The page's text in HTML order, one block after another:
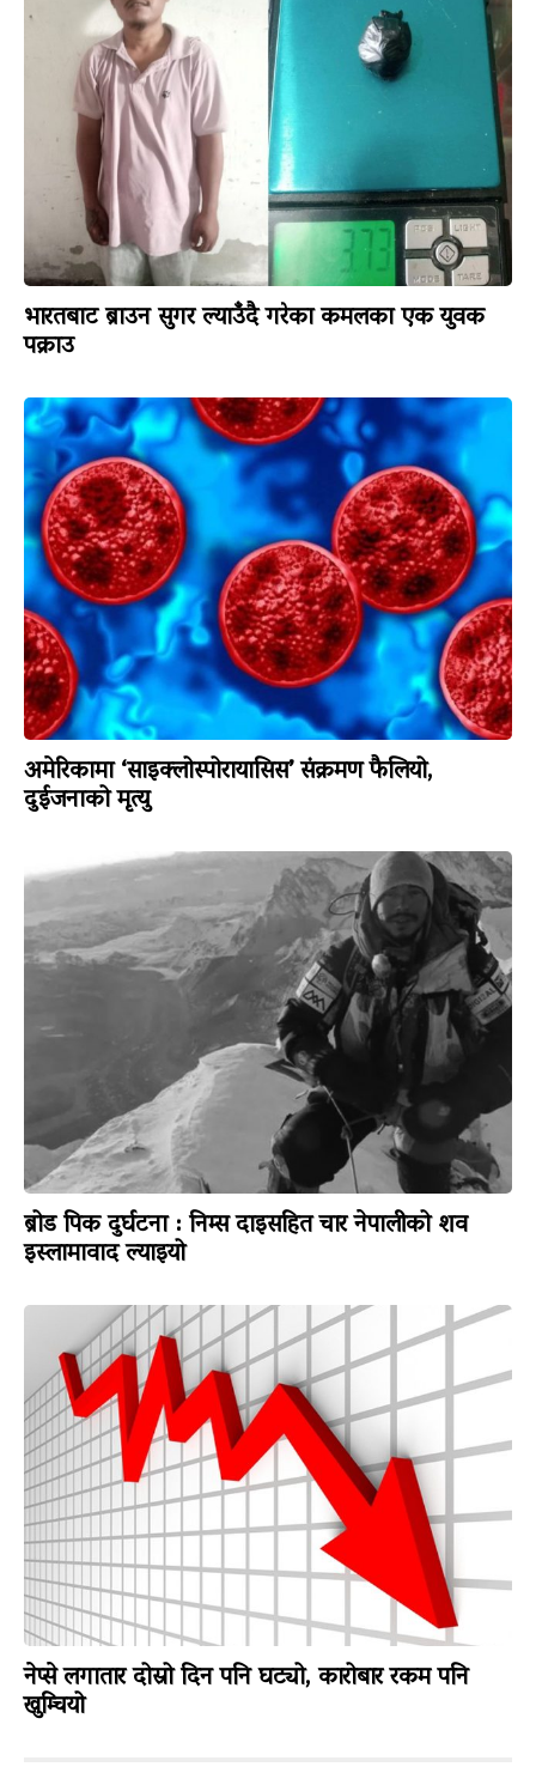
भारतबाट ब्राउन सुगर ल्याउँदै गरेका कमलका एक युवक
पक्राउ
अमेरिकामा ‘साइक्लोस्पोरायासिस’ संक्रमण फैलियो,
दुईजनाको मृत्यु
ब्रोड पिक दुर्घटना : निम्स दाइसहित चार नेपालीको शव
इस्लामावाद ल्याइयो
नेप्से लगातार दोस्रो दिन पनि घट्यो, कारोबार रकम पनि
खुम्चियो